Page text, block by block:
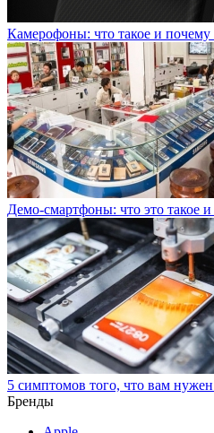
Камерофоны: что такое и
Демо-смартфоны: что это такое
5 симптомов того, что вам
Бренды